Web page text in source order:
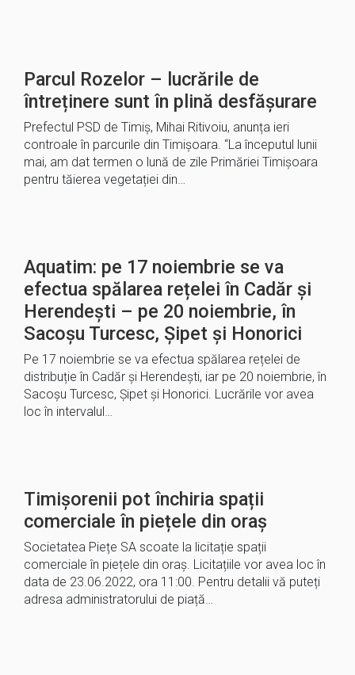
Parcul Rozelor – lucrările de
întreținere sunt în plină desfășurare
Prefectul PSD de Timiș, Mihai Ritivoiu, anunța ieri
controale în parcurile din Timișoara. “La începutul lunii
mai, am dat termen o lună de zile Primăriei Timişoara
pentru tăierea vegetației din…
Aquatim: pe 17 noiembrie se va
efectua spălarea rețelei în Cadăr și
Herendești – pe 20 noiembrie, în
Sacoșu Turcesc, Șipet și Honorici
Pe 17 noiembrie se va efectua spălarea rețelei de
distribuție în Cadăr și Herendești, iar pe 20 noiembrie, în
Sacoșu Turcesc, Șipet și Honorici. Lucrările vor avea
loc în intervalul…
Timișorenii pot închiria spații
comerciale în piețele din oraș
Societatea Piețe SA scoate la licitație spații
comerciale în piețele din oraș. Licitațiile vor avea loc în
data de 23.06.2022, ora 11:00. Pentru detalii vă puteți
adresa administratorului de piață…